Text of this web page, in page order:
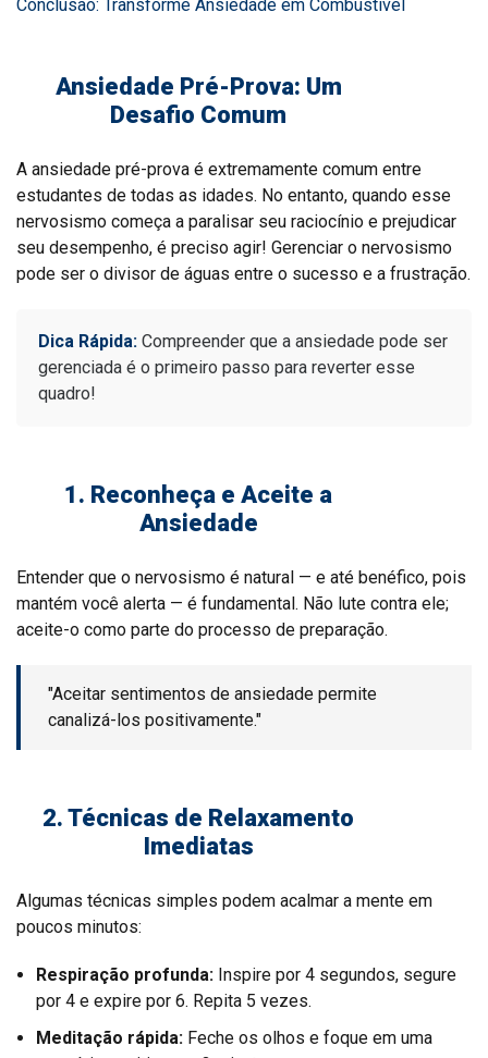
Conclusão: Transforme Ansiedade em Combustível
Ansiedade Pré-Prova: Um
Desafio Comum
A ansiedade pré-prova é extremamente comum entre
estudantes de todas as idades. No entanto, quando esse
nervosismo começa a paralisar seu raciocínio e prejudicar
seu desempenho, é preciso agir! Gerenciar o nervosismo
pode ser o divisor de águas entre o sucesso e a frustração.
Dica Rápida: Compreender que a ansiedade pode ser
gerenciada é o primeiro passo para reverter esse
quadro!
1. Reconheça e Aceite a
Ansiedade
Entender que o nervosismo é natural — e até benéfico, pois
mantém você alerta — é fundamental. Não lute contra ele;
aceite-o como parte do processo de preparação.
"Aceitar sentimentos de ansiedade permite
canalizá-los positivamente."
2. Técnicas de Relaxamento
Imediatas
Algumas técnicas simples podem acalmar a mente em
poucos minutos:
Respiração profunda: Inspire por 4 segundos, segure
por 4 e expire por 6. Repita 5 vezes.
Meditação rápida: Feche os olhos e foque em uma